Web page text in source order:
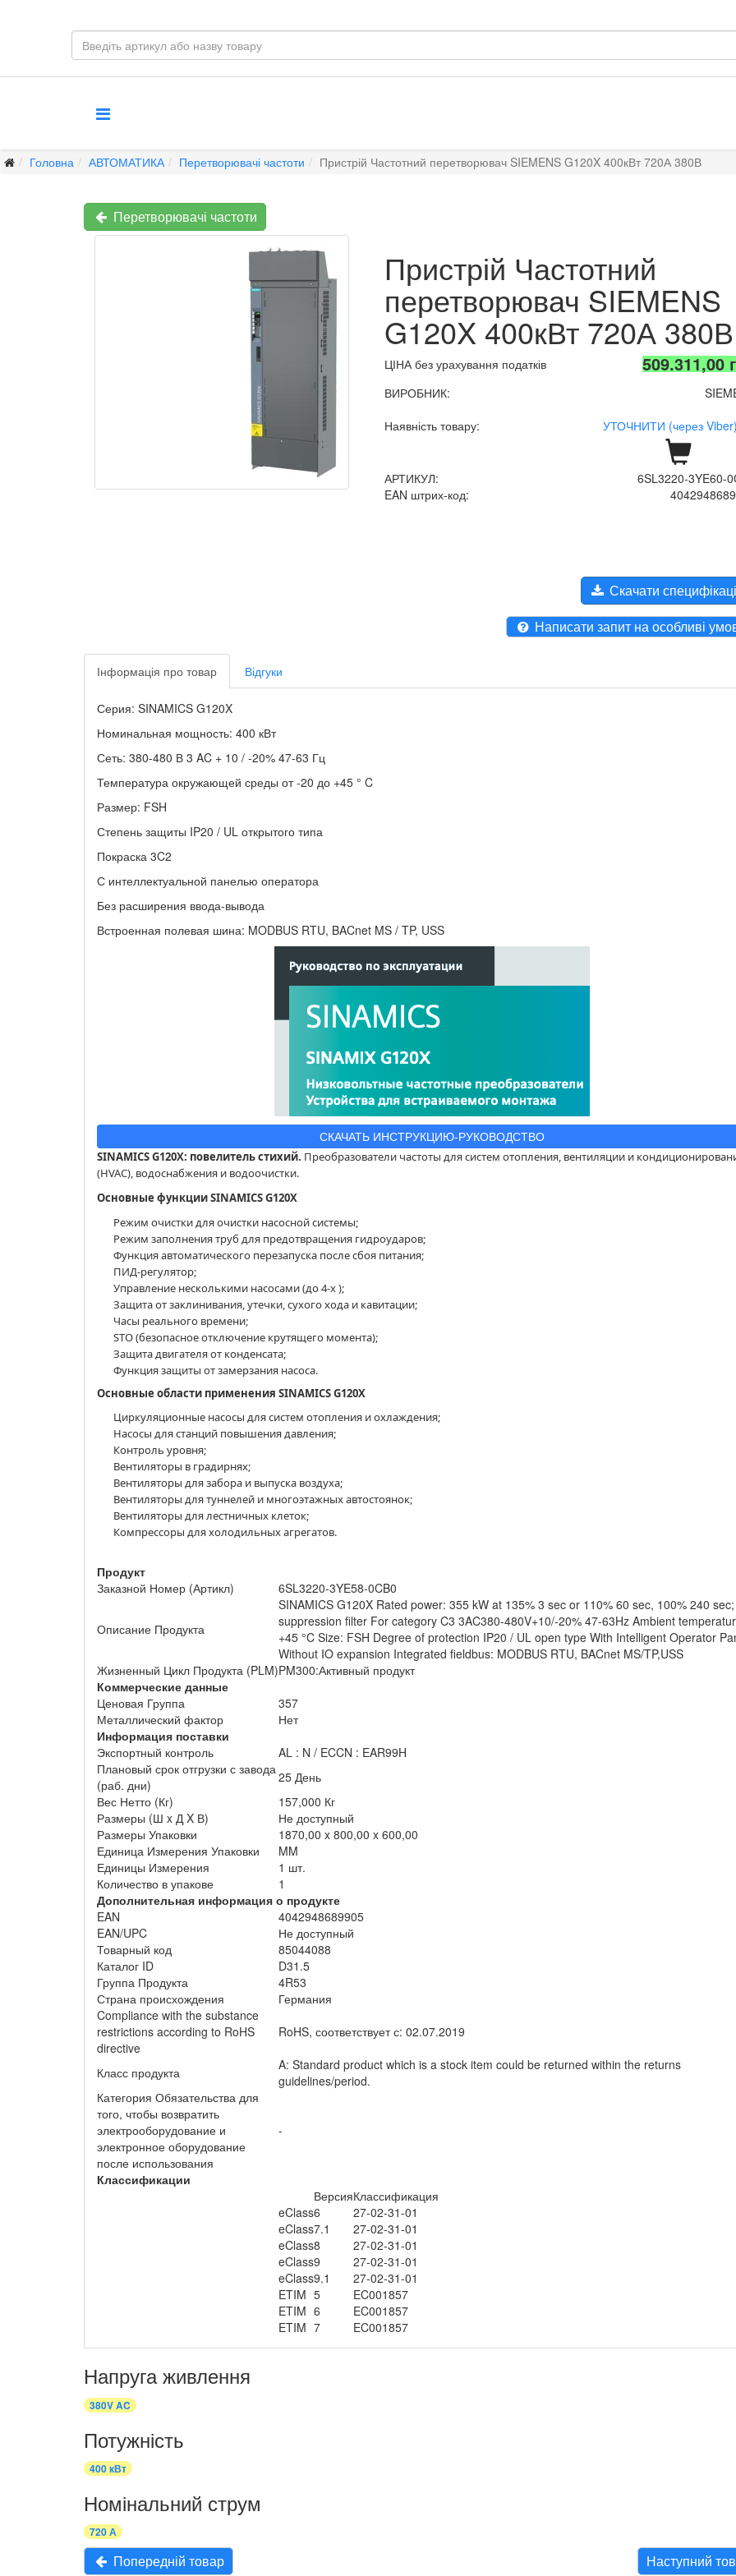
Головна АВТОМАТИКА Перетворювачі частоти Пристрій Частотний перетворювач SIEMENS G120X 400кВт 720А 380В
Перетворювачі частоти
Пристрій Частотний
перетворювач SIEMENS
G120X 400кВт 720А 380В
ЦІНА без урахування податків 509.311,00
ВИРОБНИК:
Наявність товару:
УТОЧНИТИ (через
АРТИКУЛ:
6SL3220-3YE60-
EAN штрих-код:
Скачати
Написати запит на особливі
Інформація про товар Відгуки
Серия: SINAMICS G120X
Номинальная мощность: 400 кВт
Сеть: 380-480 В 3 AC + 10 / -20% 47-63 Гц
Температура окружающей среды от -20 до +45 ° C
Размер: FSH
Степень защиты IP20 / UL открытого типа
Покраска 3C2
С интеллектуальной панелью оператора
Без расширения ввода-вывода
Встроенная полевая шина: MODBUS RTU, BACnet MS / TP, USS
СКАЧАТЬ ИНСТРУКЦИЮ-РУКОВОДСТВО
SINAMICS G120X: повелитель стихий. Преобразователи частоты для систем отопления, вентиляции и
(HVAC), водоснабжения и водоочистки.
Основные функции SINAMICS G120X
Режим очистки для очистки насосной системы;
Режим заполнения труб для предотвращения гидроударов;
Функция автоматического перезапуска после сбоя питания;
ПИД-регулятор;
Управление несколькими насосами (до 4-х );
Защита от заклинивания, утечки, сухого хода и кавитации;
Часы реального времени;
STO (безопасное отключение крутящего момента);
Защита двигателя от конденсата;
Функция защиты от замерзания насоса.
Основные области применения SINAMICS G120X
Циркуляционные насосы для систем отопления и охлаждения;
Насосы для станций повышения давления;
Контроль уровня;
Вентиляторы в градирнях;
Вентиляторы для забора и выпуска воздуха;
Вентиляторы для туннелей и многоэтажных автостоянок;
Вентиляторы для лестничных клеток;
Компрессоры для холодильных агрегатов.
Продукт
Заказной Номер (Артикл)
6SL3220-3YE58-0CB0
Описание Продукта
SINAMICS G120X Rated power: 355 kW at 135% 3 sec or 110% 60 sec, 100% 240
suppression filter For category C3 3AC380-480V+10/-20% 47-63Hz Ambient
+45 °C Size: FSH Degree of protection IP20 / UL open type With Intelligent Operator
Without IO expansion Integrated fieldbus: MODBUS RTU, BACnet MS/TP,USS
Жизненный Цикл Продукта (PLM)PM300:Активный продукт
Коммерческие данные
Ценовая Группа
357
Металлический фактор
Нет
Информация поставки
Экспортный контроль
AL : N / ECCN : EAR99H
Плановый срок отгрузки с завода
(раб. дни)
25 День
Вес Нетто (Кг)
157,000 Кг
Размеры (Ш x Д X В)
Не доступный
Размеры Упаковки
1870,00 x 800,00 x 600,00
Единица Измерения Упаковки
MM
Единицы Измерения
1 шт.
Количество в упакове
1
Дополнительная информация о продукте
EAN
4042948689905
EAN/UPC
Не доступный
Товарный код
85044088
Каталог ID
D31.5
Группа Продукта
4R53
Страна происхождения
Германия
Compliance with the substance
restrictions according to RoHS
directive
RoHS, соответствует с: 02.07.2019
Класс продукта
A: Standard product which is a stock item could be returned within the returns
guidelines/period.
Категория Обязательства для
того, чтобы возвратить
электрооборудование и
электронное оборудование
после использования
-
Классификации
ВерсияКлассификация
eClass6
27-02-31-01
eClass7.1
27-02-31-01
eClass8
27-02-31-01
eClass9
27-02-31-01
eClass9.1
27-02-31-01
ETIM 5
EC001857
ETIM 6
EC001857
ETIM 7 EC001857
Напруга живлення
380V AC
Потужність
400 кВт
Номінальний струм
720 А
Попередній товар Наступний